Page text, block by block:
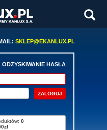
SKLEP@EKANLUX.PL
ODZYSKIWANIE HASŁA
0